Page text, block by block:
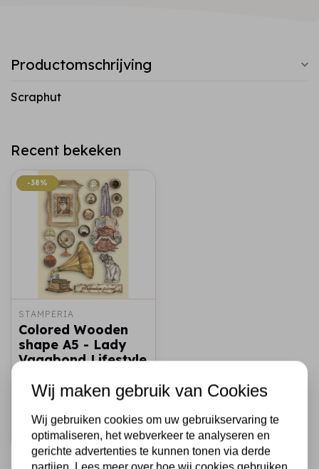
Productomschrijving
Scraphut
Recent bekeken
-38%
-38%
STAMPERIA
Colored Wooden
shape A5 - Lady
Vagabond Lifestyle
€6,50 €4,00 Op voorraad
Snel toevoegen
Wij maken gebruik van Cookies
Wij gebruiken cookies om uw gebruikservaring te
optimaliseren, het webverkeer te analyseren en
gerichte advertenties te kunnen tonen via derde